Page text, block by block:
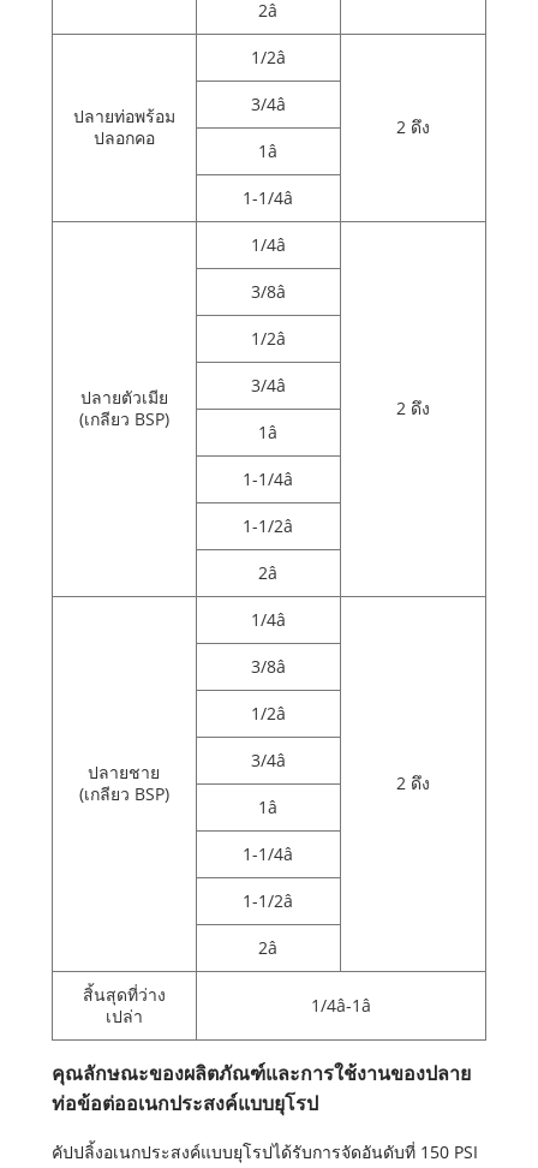
2â
ปลายท่อพร้อม
ปลอกคอ
1/2â
2 ดึง
3/4â
1â
1-1/4â
ปลายตัวเมีย
(เกลียว BSP)
1/4â
2 ดึง
3/8â
1/2â
3/4â
1â
1-1/4â
1-1/2â
2â
ปลายชาย
(เกลียว BSP)
1/4â
2 ดึง
3/8â
1/2â
3/4â
1â
1-1/4â
1-1/2â
2â
สิ้นสุดที่ว่าง
เปล่า
1/4â-1â
คุณลักษณะของผลิตภัณฑ์และการใช้งานของปลาย
ท่อข้อต่ออเนกประสงค์แบบยุโรป
คัปปลิ้งอเนกประสงค์แบบยุโรปได้รับการจัดอันดับที่ 150 PSI